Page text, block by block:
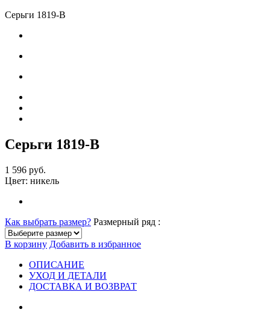
Серьги 1819-В
Серьги 1819-В
1 596 руб.
Цвет: никель
Как выбрать размер? Размерный ряд :
В корзину Добавить в избранное
ОПИСАНИЕ
УХОД И ДЕТАЛИ
ДОСТАВКА И ВОЗВРАТ